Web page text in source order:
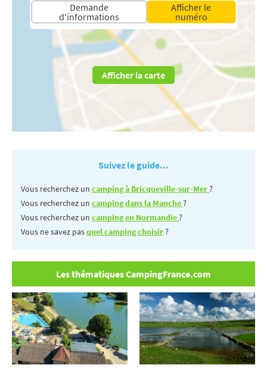
Demande
d'informations
Afficher le
numéro
Afficher la carte
Suivez le guide...
Vous recherchez un camping à Bricqueville-sur-Mer?
Vous recherchez un camping dans la Manche?
Vous recherchez un camping en Normandie?
Vous ne savez pasquel camping choisir?
Les thématiques CampingFrance.com